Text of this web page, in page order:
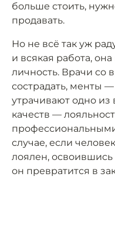
больше стоить,
продавать.
Но не всё так уж
и всякая работа,
личность. Врачи со
сострадать, менты
утрачивают одно
качеств —
случае, если
лоялен,
он превратится в